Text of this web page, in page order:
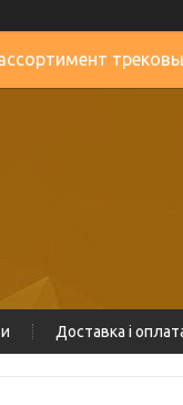
Доставка і